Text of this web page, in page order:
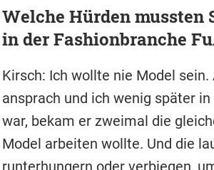
Welche Hürden mussten
in der Fashionbranche
Kirsch: Ich wollte nie Model
ansprach und ich wenig später
war, bekam er zweimal die
Model arbeiten wollte. Und die